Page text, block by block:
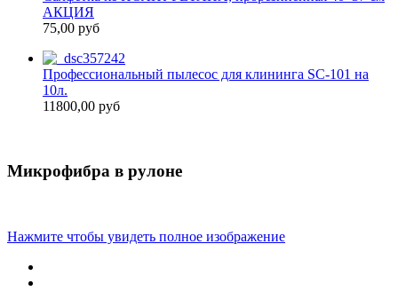
АКЦИЯ
75,00 руб
Профессиональный пылесос для клининга SC-101 на
10л.
11800,00 руб
Микрофибра в рулоне
Нажмите чтобы увидеть полное изображение